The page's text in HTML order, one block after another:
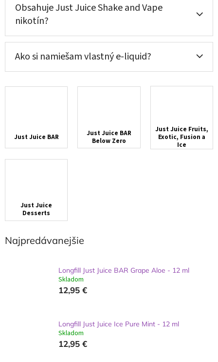
Obsahuje Just Juice Shake and Vape
nikotín?
Ako si namiešam vlastný e-liquid?
Just Juice BAR
Just Juice BAR
Below Zero
Just Juice Fruits,
Exotic, Fusion a
Ice
Just Juice
Desserts
Najpredávanejšie
Longfill Just Juice BAR Grape Aloe - 12 ml
Skladom
12,95 €
Longfill Just Juice Ice Pure Mint - 12 ml
Skladom
12,95 €